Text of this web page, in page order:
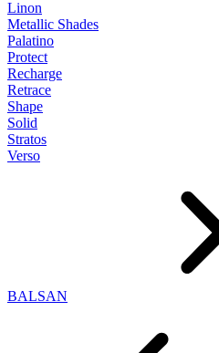
Linon
Metallic Shades
Palatino
Protect
Recharge
Retrace
Shape
Solid
Stratos
Verso
BALSAN